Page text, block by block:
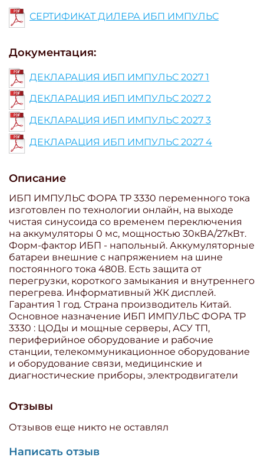
СЕРТИФИКАТ ДИЛЕРА ИБП ИМПУЛЬС
Документация:
ДЕКЛАРАЦИЯ ИБП ИМПУЛЬС 2027 1
ДЕКЛАРАЦИЯ ИБП ИМПУЛЬС 2027 2
ДЕКЛАРАЦИЯ ИБП ИМПУЛЬС 2027 3
ДЕКЛАРАЦИЯ ИБП ИМПУЛЬС 2027 4
Описание
ИБП ИМПУЛЬС ФОРА ТР 3330 переменного тока
изготовлен по технологии онлайн, на выходе
чистая синусоида со временем переключения
на аккумуляторы 0 мс, мощностью 30кВА/27кВт.
Форм-фактор ИБП - напольный. Аккумуляторные
батареи внешние с напряжением на шине
постоянного тока 480В. Есть защита от
перегрузки, короткого замыкания и внутреннего
перегрева. Информативный ЖК дисплей.
Гарантия 1 год. Страна производитель Китай.
Основное назначение ИБП ИМПУЛЬС ФОРА ТР
3330 : ЦОДы и мощные серверы, АСУ ТП,
периферийное оборудование и рабочие
станции, телекоммуникационное оборудование
и оборудование связи, медицинские и
диагностические приборы, электродвигатели
Отзывы
Отзывов еще никто не оставлял
Написать отзыв